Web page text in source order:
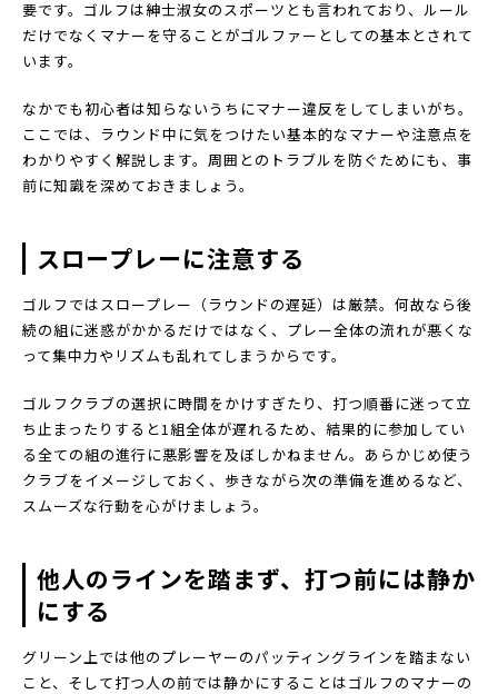
要です。ゴルフは紳士淑女のスポーツとも言われており、ルール
だけでなくマナーを守ることがゴルファーとしての基本とされて
います。
なかでも初心者は知らないうちにマナー違反をしてしまいがち。
ここでは、ラウンド中に気をつけたい基本的なマナーや注意点を
わかりやすく解説します。周囲とのトラブルを防ぐためにも、事
前に知識を深めておきましょう。
スロープレーに注意する
ゴルフではスロープレー（ラウンドの遅延）は厳禁。何故なら後
続の組に迷惑がかかるだけではなく、プレー全体の流れが悪くな
って集中力やリズムも乱れてしまうからです。
ゴルフクラブの選択に時間をかけすぎたり、打つ順番に迷って立
ち止まったりすると1組全体が遅れるため、結果的に参加してい
る全ての組の進行に悪影響を及ぼしかねません。あらかじめ使う
クラブをイメージしておく、歩きながら次の準備を進めるなど、
スムーズな行動を心がけましょう。
他人のラインを踏まず、打つ前には静か
にする
グリーン上では他のプレーヤーのパッティングラインを踏まない
こと、そして打つ人の前では静かにすることはゴルフのマナーの